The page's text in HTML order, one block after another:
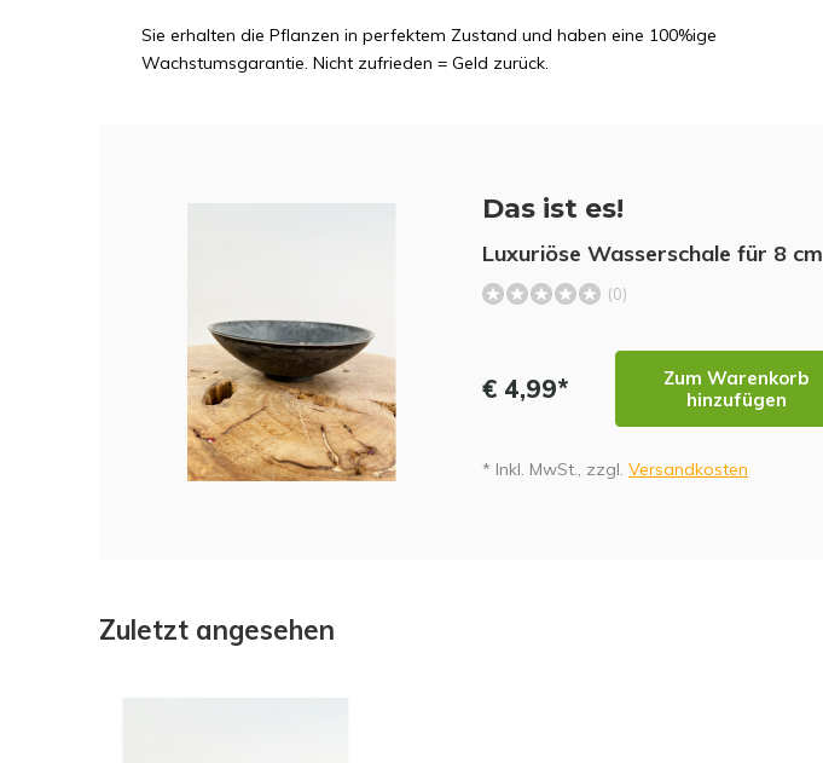
Sie erhalten die Pflanzen in perfektem Zustand und haben eine 100%ige
Wachstumsgarantie. Nicht zufrieden = Geld zurück.
Das ist es!
Luxuriöse Wasserschale für 8 cm
(0)
€ 4,99*
Zum Warenkorb
hinzufügen
* Inkl. MwSt., zzgl. Versandkosten
Zuletzt angesehen